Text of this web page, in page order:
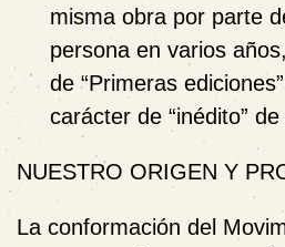
misma obra por parte
persona en varios
de “Primeras
carácter de “inédito”
NUESTRO ORIGEN Y
La conformación del